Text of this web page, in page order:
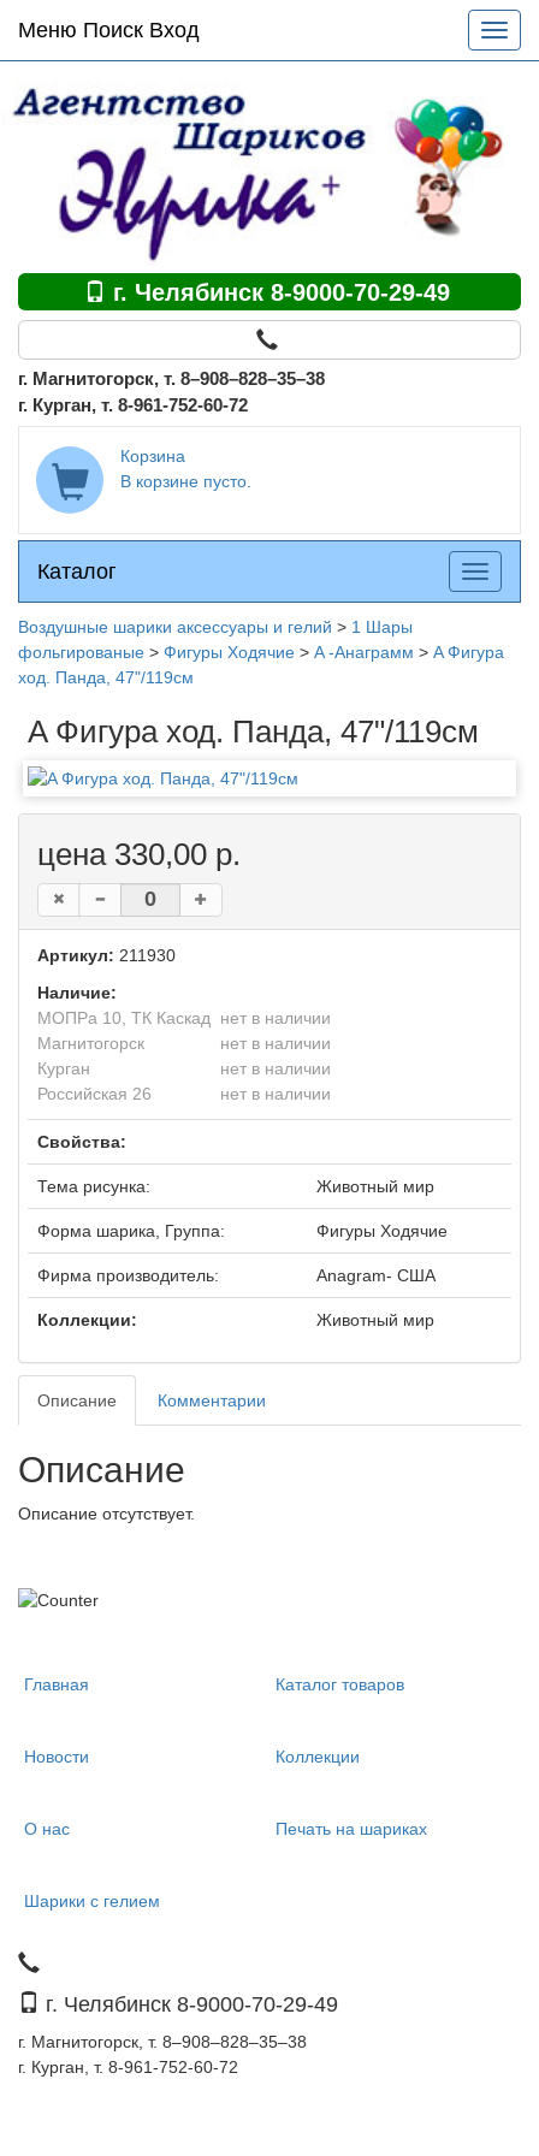
Основное
меню
по
Меню Поиск Вход
меню
г. Челябинск 8-9000-70-29-49
г. Магнитогорск, т. 8–908–828–35–38
г. Курган, т. 8-961-752-60-72
Корзина
В корзине пусто.
Каталог
Каталог
меню
Воздушные шарики аксессуары и гелий > 1 Шары
фольгированые > Фигуры Ходячие > A -Анаграмм > A Фигура
ход. Панда, 47"/119см
A Фигура ход. Панда, 47"/119см
цена 330,00 р.
Артикул: 211930
Наличие:
МОПРа 10, ТК Каскад
нет в наличии
Магнитогорск
нет в наличии
Курган
нет в наличии
Российская 26
нет в наличии
Свойства:
Тема рисунка: Животный мир
Форма шарика, Группа: Фигуры Ходячие
Фирма производитель: Anagram- США
Коллекции: Животный мир
Описание Комментарии
Описание
Описание отсутствует.
Главная Каталог товаров
Новости Коллекции
О нас Печать на шариках
Шарики с гелием
г. Челябинск 8-9000-70-29-49
г. Магнитогорск, т. 8–908–828–35–38
г. Курган, т. 8-961-752-60-72